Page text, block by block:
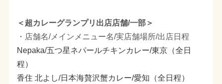
＜超カレーグランプリ出店店舗/一部＞
・店舗名/メインメニュー名/実店舗場所/出店日程
Nepaka/五つ星ネパールチキンカレー/東京（全日
程）
香住 北よし/日本海贅沢蟹カレー/愛知（全日程）